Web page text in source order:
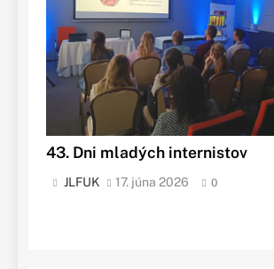
43. Dni mladých internistov
JLFUK 17. júna 2026 0